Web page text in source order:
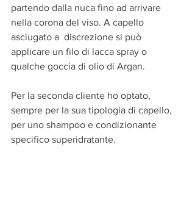
partendo dalla nuca fino ad arrivare
nella corona del viso. A capello
asciugato a  discrezione si può
applicare un filo di lacca spray o
qualche goccia di olio di Argan.
Per la seconda cliente ho optato,
sempre per la sua tipologia di capello,
per uno shampoo e condizionante
specifico superidratante.